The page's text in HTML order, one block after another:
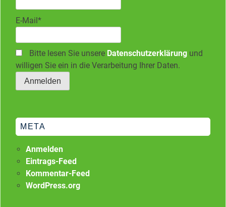
E-Mail*
Bitte lesen Sie unsere Datenschutzerklärung und
willigen Sie ein in die Verarbeitung Ihrer Daten.
META
Anmelden
Eintrags-Feed
Kommentar-Feed
WordPress.org